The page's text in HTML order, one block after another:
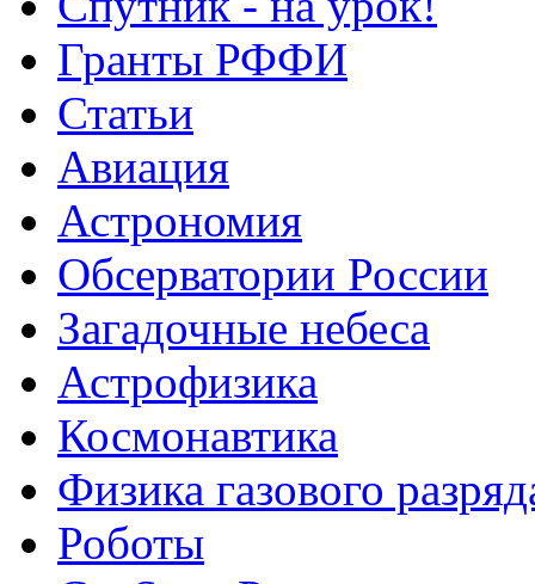
Гранты РФФИ
Статьи
Авиация
Астрономия
Обсерватории России
Загадочные небеса
Астрофизика
Космонавтика
Физика газового
Роботы